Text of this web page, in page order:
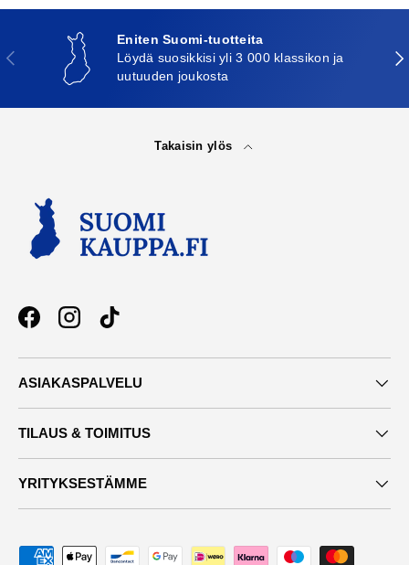
Edellinen
Eniten Suomi-tuotteita
Löydä suosikkisi yli 3 000 klassikon ja
uutuuden joukosta
Takaisin ylös
FacebookInstagramTikTok
ASIAKASPALVELU
TILAUS & TOIMITUS
YRITYKSESTÄMME
Maksutavat